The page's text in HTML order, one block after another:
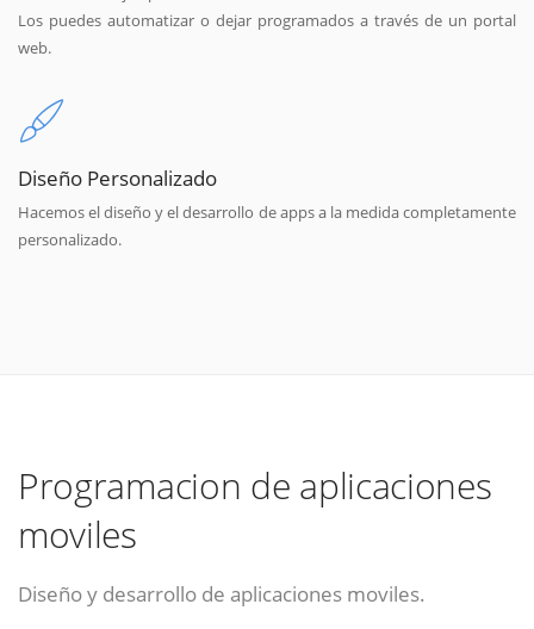
Los puedes automatizar o dejar programados a través de un portal
web.
Diseño Personalizado
Hacemos el diseño y el desarrollo de apps a la medida completamente
personalizado.
Programacion de aplicaciones
moviles
Diseño y desarrollo de aplicaciones moviles.